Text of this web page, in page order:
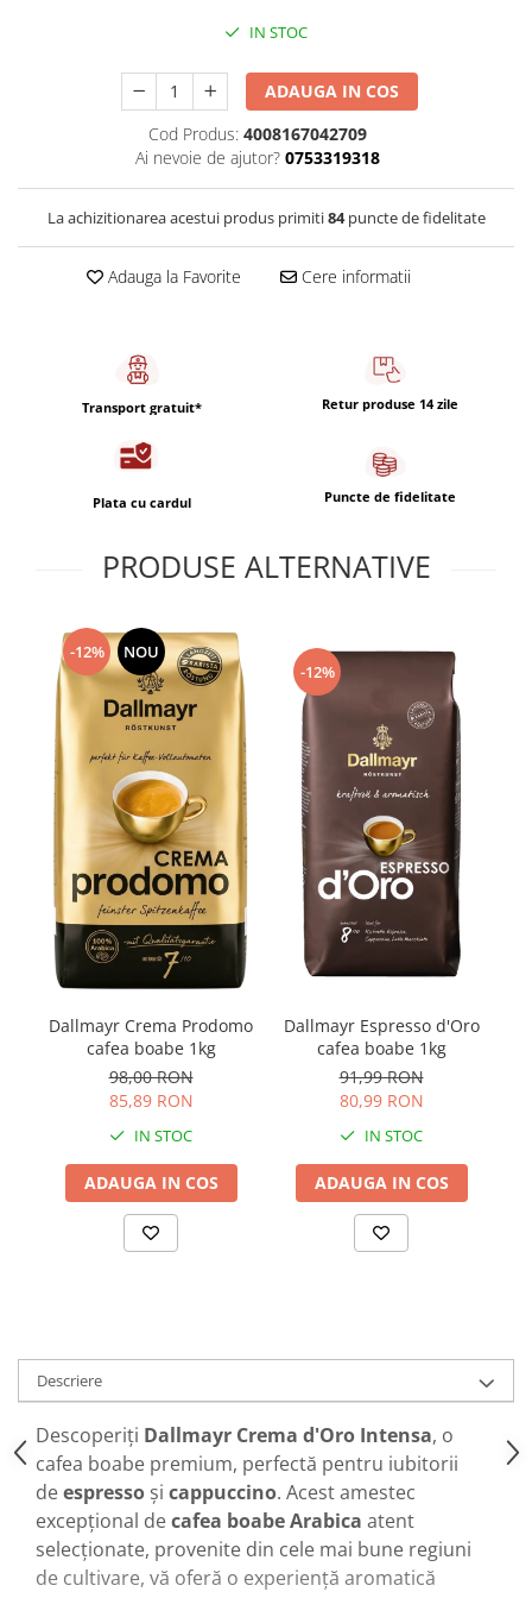
IN STOC
ADAUGA IN COS
Cod Produs: 4008167042709
Ai nevoie de ajutor? 0753319318
La achizitionarea acestui produs primiti84puncte de fidelitate
Adauga la Favorite Cere informatii
Transport gratuit* Retur produse 14 zile
Plata cu cardul Puncte de fidelitate
PRODUSE ALTERNATIVE
-12% NOU
Dallmayr Crema Prodomo
cafea boabe 1kg
98,00 RON
85,89 RON
IN STOC
ADAUGA IN COS
-12%
Dallmayr Espresso d'Oro
cafea boabe 1kg
91,99 RON
80,99 RON
IN STOC
ADAUGA IN COS
Descriere
Descoperiți Dallmayr Crema d'Oro Intensa, o
cafea boabe premium, perfectă pentru iubitorii
deespresso și cappuccino. Acest amestec
excepțional decafea boabe Arabica atent
selecționate, provenite din cele mai bune regiuni
de cultivare, vă oferă o experiență aromatică